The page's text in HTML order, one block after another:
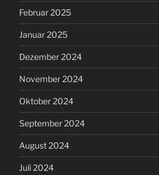
Februar 2025
Januar 2025
Dezember 2024
November 2024
Oktober 2024
September 2024
August 2024
Juli 2024